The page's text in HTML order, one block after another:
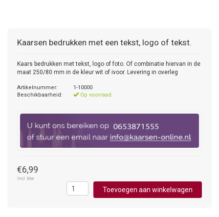
Kaarsen bedrukken met een tekst, logo of tekst.
Kaars bedrukken met tekst, logo of foto. Of combinatie hiervan in de
maat 250/80 mm in de kleur wit of ivoor. Levering in overleg
Artikelnummer:
1-10000
Beschikbaarheid:
Op voorraad
€6,99
Incl. btw
Toevoegen aan winkelwagen